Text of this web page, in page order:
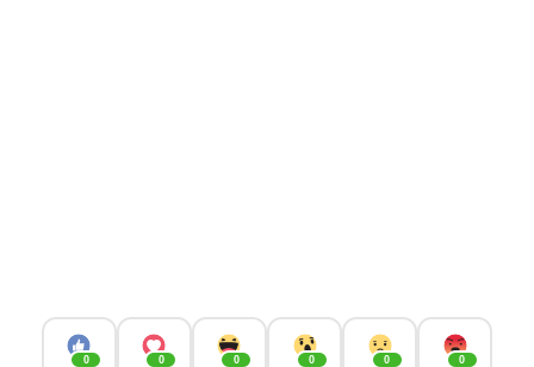
0 0 0 0 0 0